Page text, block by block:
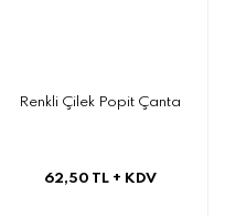
Renkli Çilek Popit Çanta
62,50 TL + KDV